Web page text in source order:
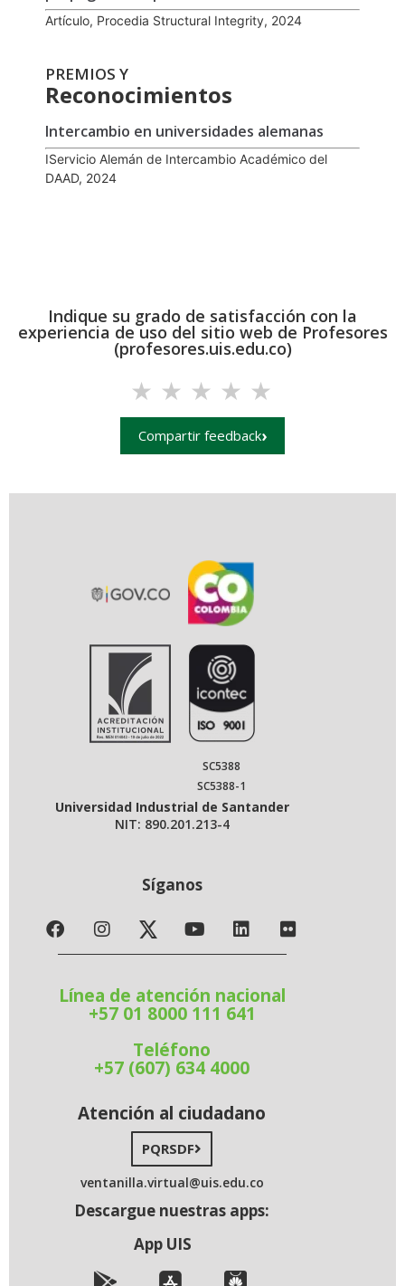
Artículo, Procedia Structural Integrity, 2024
PREMIOS Y
Reconocimientos
Intercambio en universidades alemanas
IServicio Alemán de Intercambio Académico del
DAAD, 2024
Indique su grado de satisfacción con la
experiencia de uso del sitio web de Profesores
(profesores.uis.edu.co)